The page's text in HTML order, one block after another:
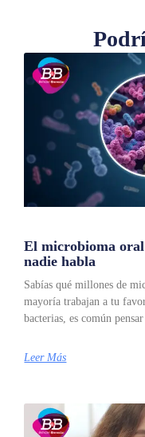
El microbioma
nadie habla
Sabías qué millones de
mayoría trabajan a tu
bacterias, es común
Leer Más